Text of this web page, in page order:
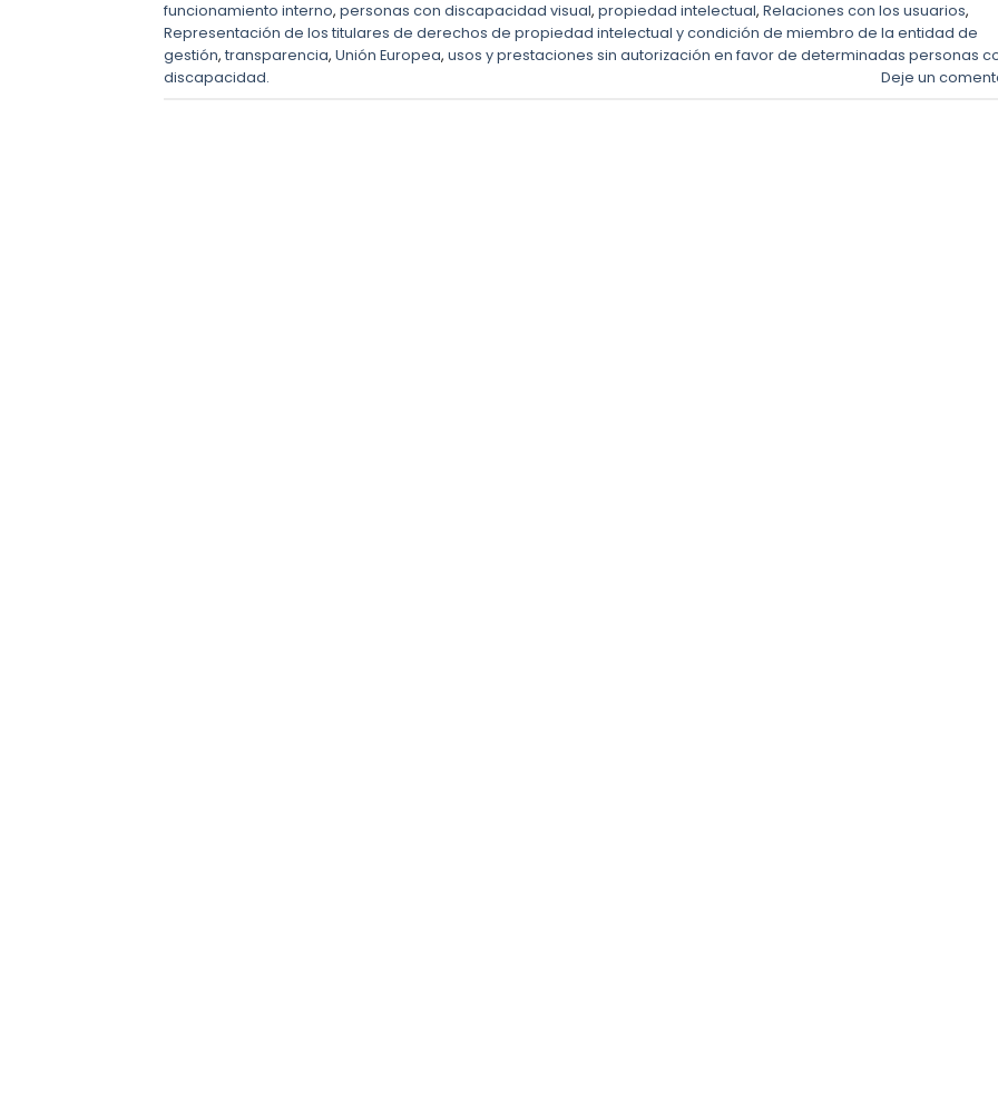
funcionamiento interno, personas con discapacidad visual, propiedad intelectual, Relaciones con los usuarios,
Representación de los titulares de derechos de propiedad intelectual y condición de miembro de la entidad de
gestión, transparencia, Unión Europea, usos y prestaciones sin autorización en favor de determinadas personas
discapacidad.
Deje un